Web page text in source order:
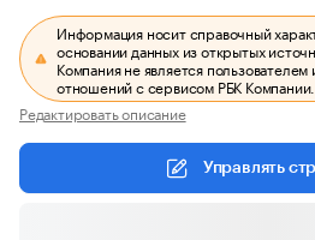
Информация носит справочный
основании данных из открытых
Компания не является
отношений с сервисом РБК Компании.
Редактировать описание
Управлять